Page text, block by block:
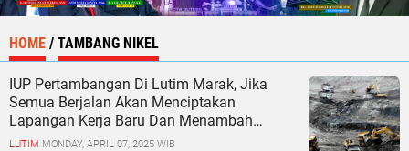
HOME / TAMBANG NIKEL
IUP Pertambangan Di Lutim Marak, Jika
Semua Berjalan Akan Menciptakan
Lapangan Kerja Baru Dan Menambah
Pendapatan Daerah
LUTIM MONDAY, APRIL 07, 2025 WIB